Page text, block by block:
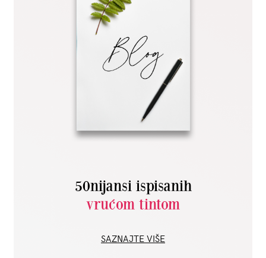
50nijansi ispisanih
vrućom tintom
SAZNAJTE VIŠE